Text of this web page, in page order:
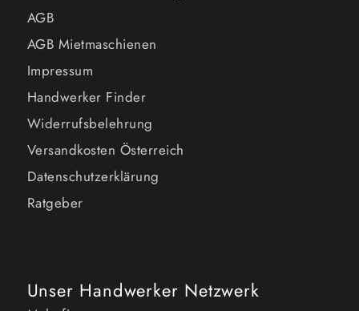
AGB
AGB Mietmaschienen
Impressum
Handwerker Finder
Widerrufsbelehrung
Versandkosten Österreich
Datenschutzerklärung
Ratgeber
Unser Handwerker Netzwerk